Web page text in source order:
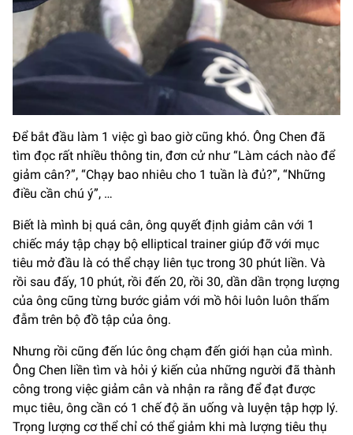
Để bắt đầu làm 1 việc gì bao giờ cũng khó. Ông Chen đã
tìm đọc rất nhiều thông tin, đơn cử như “Làm cách nào để
giảm cân?”, “Chạy bao nhiêu cho 1 tuần là đủ?”, “Những
điều cần chú ý”, …
Biết là mình bị quá cân, ông quyết định giảm cân với 1
chiếc máy tập chạy bộ elliptical trainer giúp đỡ với mục
tiêu mở đầu là có thể chạy liên tục trong 30 phút liền. Và
rồi sau đấy, 10 phút, rồi đến 20, rồi 30, dần dần trọng lượng
của ông cũng từng bước giảm với mồ hôi luôn luôn thấm
đẫm trên bộ đồ tập của ông.
Nhưng rồi cũng đến lúc ông chạm đến giới hạn của mình.
Ông Chen liền tìm và hỏi ý kiến của những người đã thành
công trong việc giảm cân và nhận ra rằng để đạt được
mục tiêu, ông cần có 1 chế độ ăn uống và luyện tập hợp lý.
Trọng lượng cơ thể chỉ có thể giảm khi mà lượng tiêu thụ